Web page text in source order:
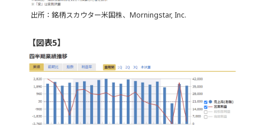
出所：銘柄スカウター米国株、Morningstar, Inc.
【図表5】